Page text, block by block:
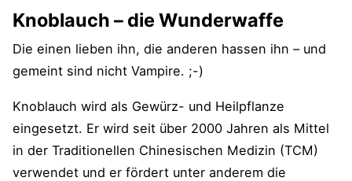
Knoblauch – die Wunderwaffe
Die einen lieben ihn, die anderen hassen ihn – und
gemeint sind nicht Vampire. ;-)
Knoblauch wird als Gewürz- und Heilpflanze
eingesetzt. Er wird seit über 2000 Jahren als Mittel
in der Traditionellen Chinesischen Medizin (TCM)
verwendet und er fördert unter anderem die